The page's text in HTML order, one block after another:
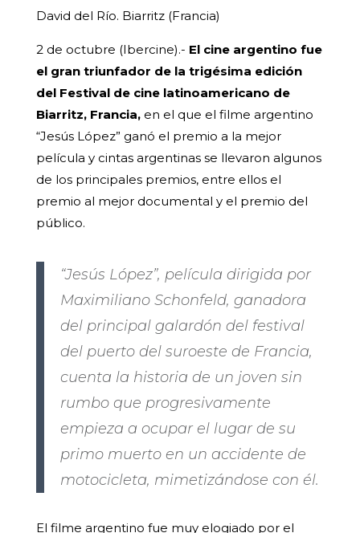
David del Río. Biarritz (Francia)
2 de octubre (Ibercine).- El cine argentino fue
el gran triunfador de la trigésima edición
del Festival de cine latinoamericano de
Biarritz, Francia,en el que el filme argentino
“Jesús López” ganó el premio a la mejor
película y cintas argentinas se llevaron algunos
de los principales premios, entre ellos el
premio al mejor documental y el premio del
público.
“Jesús López”, película dirigida por
Maximiliano Schonfeld, ganadora
del principal galardón del festival
del puerto del suroeste de Francia,
cuenta la historia de un joven sin
rumbo que progresivamente
empieza a ocupar el lugar de su
primo muerto en un accidente de
motocicleta, mimetizándose con él.
El filme argentino fue muy elogiado por el